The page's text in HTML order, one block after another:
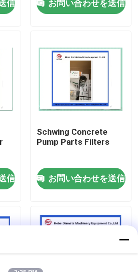
なポンプ部品
ポンプ部品
信
お問い合わせを送信
信
Schwing Concrete
Pump Parts Filters
お問い合わせを送信